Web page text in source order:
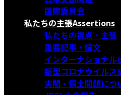
国際委員会
私たちの主張Assertions
私たちの視点・主張
重要記事・論文
インターナショナル
新型コロナウイルス
尖閣・領土問題につ